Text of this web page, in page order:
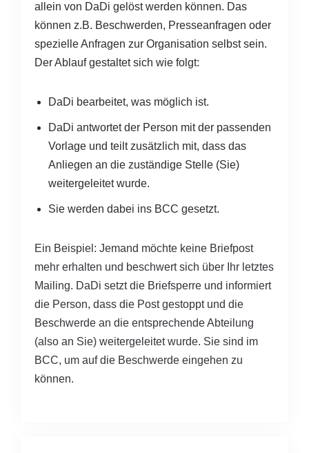
allein von DaDi gelöst werden können. Das
können z.B. Beschwerden, Presseanfragen oder
spezielle Anfragen zur Organisation selbst sein.
Der Ablauf gestaltet sich wie folgt:
DaDi bearbeitet, was möglich ist.
DaDi antwortet der Person mit der passenden
Vorlage und teilt zusätzlich mit, dass das
Anliegen an die zuständige Stelle (Sie)
weitergeleitet wurde.
Sie werden dabei ins BCC gesetzt.
Ein Beispiel: Jemand möchte keine Briefpost
mehr erhalten und beschwert sich über Ihr letztes
Mailing. DaDi setzt die Briefsperre und informiert
die Person, dass die Post gestoppt und die
Beschwerde an die entsprechende Abteilung
(also an Sie) weitergeleitet wurde. Sie sind im
BCC, um auf die Beschwerde eingehen zu
können.